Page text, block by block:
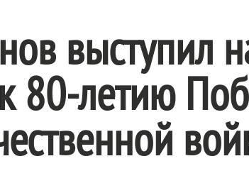
выступил
80-летию